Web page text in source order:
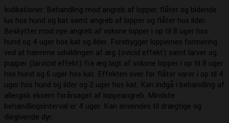
Indikationer: Behandling mod angreb af lopper, flåter og bidende
lus hos hund og kat samt angreb af lopper og flåter hos ilder.
Beskytter mod nye angreb af voksne lopper i op til 8 uger hos
hund og 4 uger hos kat og ilder. Forebygger loppernes formering
ved at hæmme udviklingen af æg (ovicid effekt) samt larver og
pupper (larvicid effekt) fra æg lagt af voksne lopper i op til 8 uger
hos hund og 6 uger hos kat. Effekten over for flåter varer i op til 4
uger hos hund og ilder og 2 uger hos kat. Kan indgå i behandling af
allergisk eksem forårsaget af loppeangreb. Mindste
behandlingsinterval er 4 uger. Kan anvendes til drægtige og
diegivende dyr.